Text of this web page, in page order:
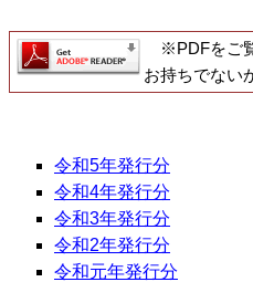
※PDFをご覧
お持ちでない
令和5年発行分
令和4年発行分
令和3年発行分
令和2年発行分
令和元年発行分